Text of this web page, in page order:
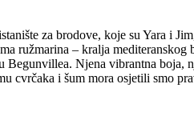
za brodove, koje su Yara i
ružmarina – kralja
Begunvillea. Njena vibrantna boja,
cvrčaka i šum mora osjetili smo